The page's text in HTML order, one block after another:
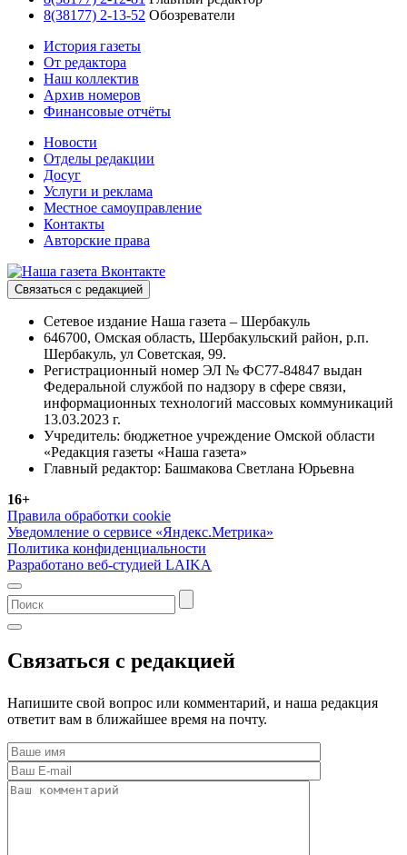
8(38177) 2-13-52 Обозреватели
История газеты
От редактора
Наш коллектив
Архив номеров
Финансовые отчёты
Новости
Отделы редакции
Досуг
Услуги и реклама
Местное самоуправление
Контакты
Авторские права
Связаться с редакцией
Сетевое издание Наша газета – Шербакуль
646700, Омская область, Шербакульский район, р.п.
Шербакуль, ул Советская, 99.
Регистрационный номер ЭЛ № ФС77-84847 выдан
Федеральной службой по надзору в сфере связи,
информационных технологий массовых коммуникаций
13.03.2023 г.
Учредитель: бюджетное учреждение Омской области
«Редакция газеты «Наша газета»
Главный редактор: Башмакова Светлана Юрьевна
16+
Правила обработки cookie
Уведомление о сервисе «Яндекс.Метрика»
Политика конфиденциальности
Разработано веб-студией LAIKA
Связаться с редакцией
Напишите свой вопрос или комментарий, и наша редакция
ответит вам в ближайшее время на почту.